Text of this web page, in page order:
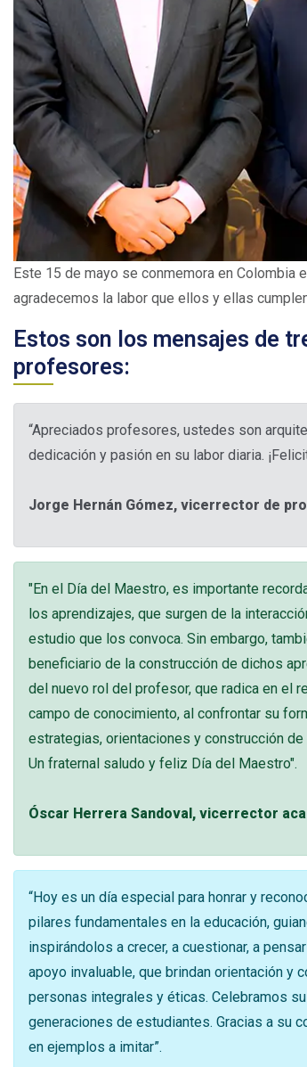
Este 15 de mayo se conmemora en Colombia
agradecemos la labor que ellos y ellas
Estos son los mensajes de
profesores:
“Apreciados profesores, ustedes son
dedicación y pasión en su labor diaria.
Jorge Hernán Gómez, vicerrector de
"En el Día del Maestro, es importante
los aprendizajes, que surgen de la
estudio que los convoca. Sin embargo,
beneficiario de la construcción de dichos
del nuevo rol del profesor, que radica en el
campo de conocimiento, al confrontar su
estrategias, orientaciones y construcción
Un fraternal saludo y feliz Día del Maestro".
Óscar Herrera Sandoval, vicerrector
“Hoy es un día especial para honrar y
pilares fundamentales en la educación,
inspirándolos a crecer, a cuestionar, a
apoyo invaluable, que brindan orientación y
personas integrales y éticas. Celebramos
generaciones de estudiantes. Gracias a su
en ejemplos a imitar”.